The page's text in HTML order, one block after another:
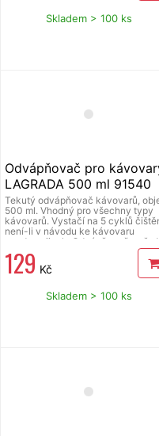
Skladem > 100 ks
Odvápňovač pro
LAGRADA 500 ml 91540
Tekutý odvápňovač kávovarů,
500 ml. Vhodný pro všechny typy
kávovarů. Vystačí na 5 cyklů
není-li v návodu ke kávovaru
uvedeno jinak. Odvápňovač se
vodou v poměru 1:10 (1 díl
odvápňovače + 10 dílů vody).
Perfektně odstraňuje vodní kámen
kávovarů na kávové kapsle.
Odvápňovač Lagrada pro čištění
129 Kč
Skladem > 100 ks